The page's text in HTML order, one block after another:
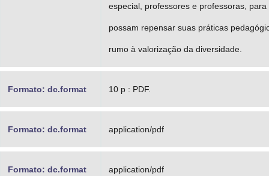
especial, professores e professoras, para
possam repensar suas práticas
rumo à valorização da diversidade.
Formato: dc.format 10 p : PDF.
Formato: dc.format application/pdf
Formato: dc.format application/pdf